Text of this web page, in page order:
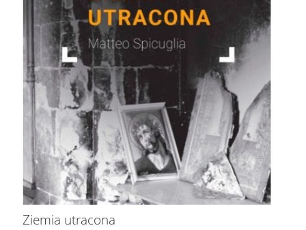
Ziemia utracona